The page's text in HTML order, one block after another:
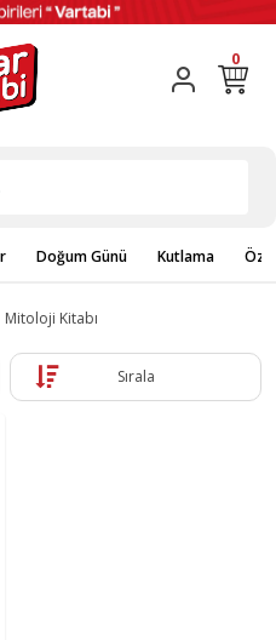
0
Doğum Günü Kutlama
Mitoloji Kitabı
Sırala